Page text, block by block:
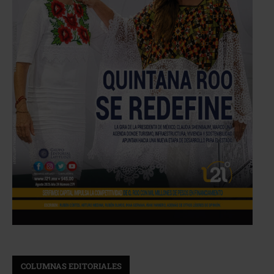
COLUMNAS EDITORIALES